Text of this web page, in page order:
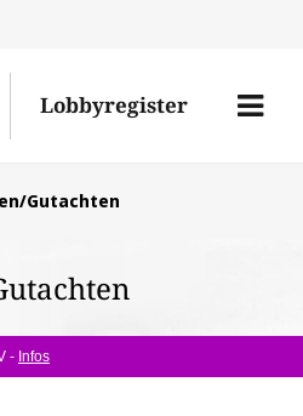
Lobbyregister
Menü
Gutachten
- Infos